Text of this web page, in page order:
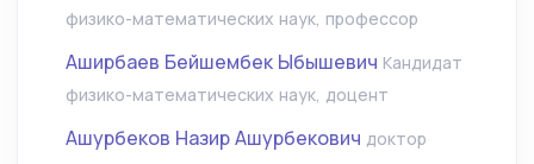
физико-математических наук, профессор
Аширбаев Бейшембек Ыбышевич Кандидат
физико-математических наук, доцент
Ашурбеков Назир Ашурбекович доктор